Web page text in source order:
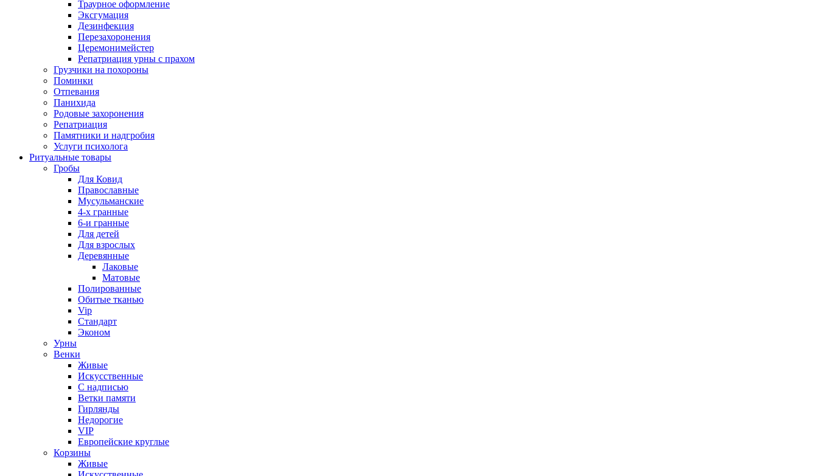
Траурное оформление
Эксгумация
Дезинфекция
Перезахоронения
Церемонимейстер
Репатриация урны с прахом
Грузчики на похороны
Поминки
Отпевания
Панихида
Родовые захоронения
Репатриация
Памятники и надгробия
Услуги психолога
Ритуальные товары
Гробы
Для Ковид
Православные
Мусульманские
4-х гранные
6-и гранные
Для детей
Для взрослых
Деревянные
Лаковые
Матовые
Полированные
Обитые тканью
Vip
Стандарт
Эконом
Урны
Венки
Живые
Искусственные
С надписью
Ветки памяти
Гирлянды
Недорогие
VIP
Европейские круглые
Корзины
Живые